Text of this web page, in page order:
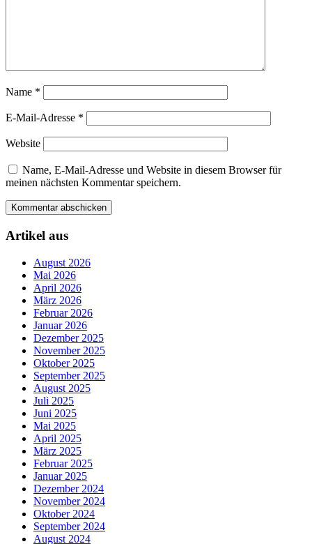
Name *
E-Mail-Adresse *
Website
Name, E-Mail-Adresse und Website in diesem Browser für
meinen nächsten Kommentar speichern.
Artikel aus
August 2026
Mai 2026
April 2026
März 2026
Februar 2026
Januar 2026
Dezember 2025
November 2025
Oktober 2025
September 2025
August 2025
Juli 2025
Juni 2025
Mai 2025
April 2025
März 2025
Februar 2025
Januar 2025
Dezember 2024
November 2024
Oktober 2024
September 2024
August 2024